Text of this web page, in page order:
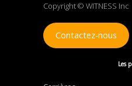
Copyright © WITNESS Inc
Contactez-nous
Les